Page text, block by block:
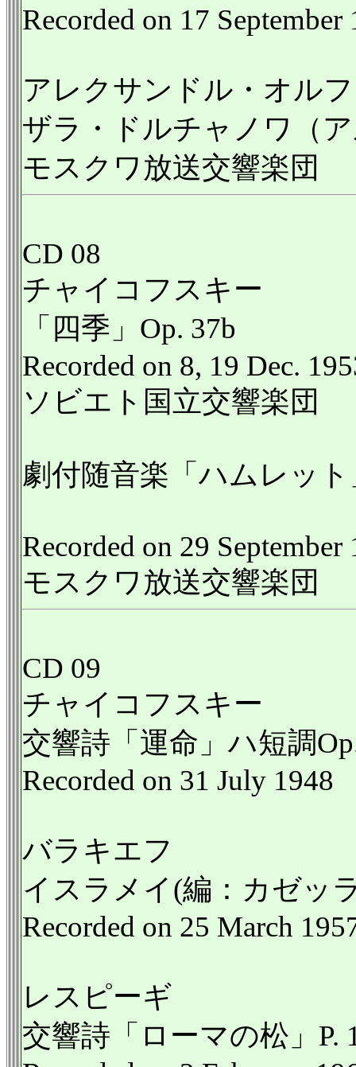
Recorded on 17 September
アレクサンドル・オル
ザラ・ドルチャノワ（
モスクワ放送交響楽団
CD 08
チャイコフスキー
「四季」Op. 37b
Recorded on 8, 19 Dec.
ソビエト国立交響楽団
劇付随音楽「ハムレット
Recorded on 29 September
モスクワ放送交響楽団
CD 09
チャイコフスキー
交響詩「運命」ハ短調
Recorded on 31 July 1948
バラキエフ
イスラメイ(編：カゼッ
Recorded on 25 March
レスピーギ
交響詩「ローマの松」P.